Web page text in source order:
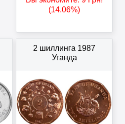
(14.06%)
2 шиллинга 1987
Уганда